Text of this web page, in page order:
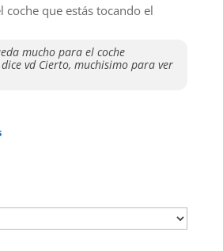
coche que estás tocando el
mucho para el coche
vd Cierto, muchisimo para ver